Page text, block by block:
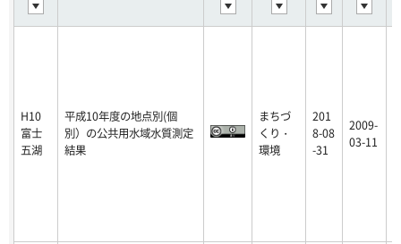
H10
富士
五湖
平成10年度の地点別(個
別）の公共用水域水質測定
結果
まちづ
くり・
環境
201
8-08
-31
2009-
03-11